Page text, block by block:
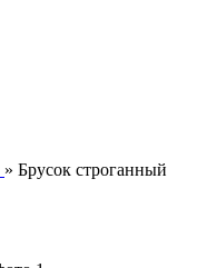
» Брусок строганный